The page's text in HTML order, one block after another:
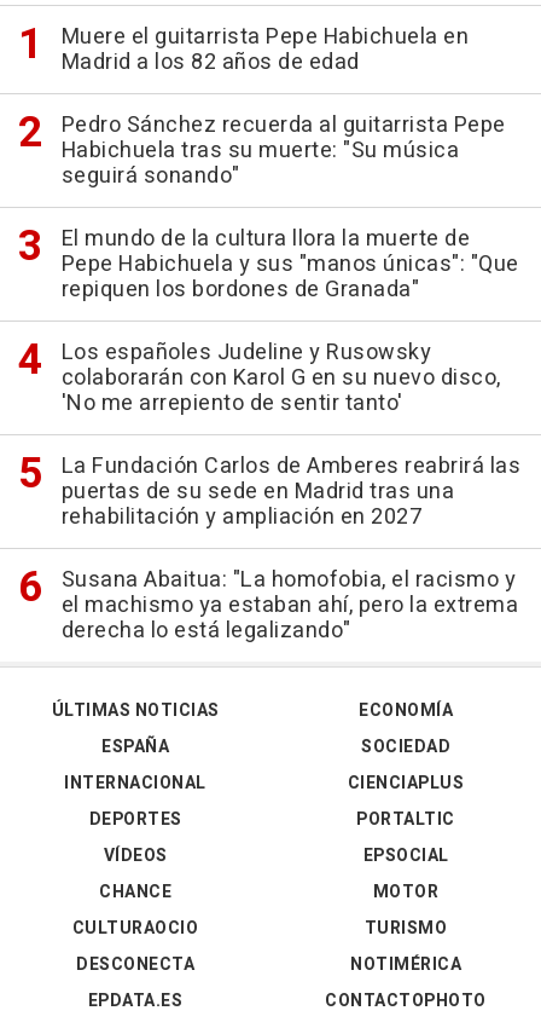
Muere el guitarrista Pepe Habichuela en
Madrid a los 82 años de edad
Pedro Sánchez recuerda al guitarrista Pepe
Habichuela tras su muerte: "Su música
seguirá sonando"
El mundo de la cultura llora la muerte de
Pepe Habichuela y sus "manos únicas": "Que
repiquen los bordones de Granada"
Los españoles Judeline y Rusowsky
colaborarán con Karol G en su nuevo disco,
'No me arrepiento de sentir tanto'
La Fundación Carlos de Amberes reabrirá las
puertas de su sede en Madrid tras una
rehabilitación y ampliación en 2027
Susana Abaitua: "La homofobia, el racismo y
el machismo ya estaban ahí, pero la extrema
derecha lo está legalizando"
ÚLTIMAS NOTICIAS
ESPAÑA
INTERNACIONAL
DEPORTES
VÍDEOS
ECONOMÍA
SOCIEDAD
CIENCIAPLUS
PORTALTIC
EPSOCIAL
CHANCE
CULTURAOCIO
DESCONECTA
EPDATA.ES
MOTOR
TURISMO
NOTIMÉRICA
CONTACTOPHOTO